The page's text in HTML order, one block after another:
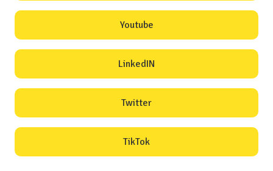
Youtube
LinkedIN
Twitter
TikTok